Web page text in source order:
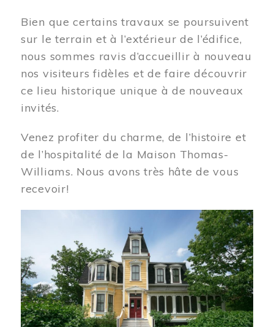
Bien que certains travaux se poursuivent
sur le terrain et à l’extérieur de l’édifice,
nous sommes ravis d’accueillir à nouveau
nos visiteurs fidèles et de faire découvrir
ce lieu historique unique à de nouveaux
invités.
Venez profiter du charme, de l’histoire et
de l’hospitalité de la Maison Thomas-
Williams. Nous avons très hâte de vous
recevoir!